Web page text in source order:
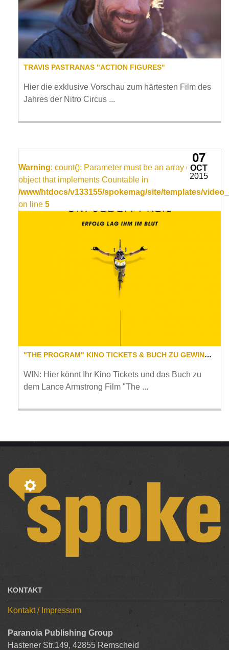
TRAVIS PASTRANAS "ACTION FIGURES"
Hier die exklusive Vorschau zum härtesten Film des
Jahres der Nitro Circus ...
Warning: count(): Parameter must be an array or an
object that implements Countable in
/www/htdocs/v133155/spokemag/site/templates/
on line 5
"THE PROGRAM" KINO TICKETS & BUCH ZU GEWINNEN
WIN: Hier könnt Ihr Kino Tickets und das Buch zu
dem Lance Armstrong Film "The ...
07
OCT
2015
KONTAKT
Kontakt / Impressum
Paranoia Publishing Group
Hastener Str.149, 42855 Remscheid